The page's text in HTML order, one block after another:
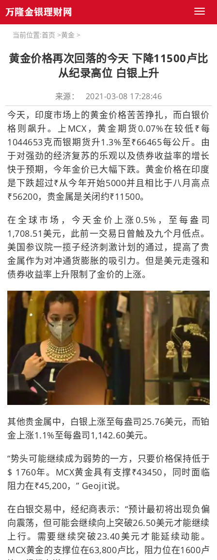
Toggle
当前位置:首页 >黄金 >
黄金价格再次回落的今天 下降11500卢比
从纪录高位 白银上升
来源： 2021-03-08 17:28:46
今天，印度市场上的黄金价格苦苦挣扎，而白银价
格则飙升。上MCX，黄金期货0.07%在较低₹每
1044653克而银期货升1.3%至₹66465每公斤。由
于对强劲的经济复苏的乐观以及债券收益率的增长
快于预期，今年金价已大幅下跌。黄金价格在印度
是下跌超过₹从今年开始5000并且相比于八月高点
₹56200，贵金属是关闭约₹11500。
在全球市场，今天金价上涨0.5%，至每盎司
1,708.51美元，此前一交易日曾触及九个月低点。
美国参议院一揽子经济刺激计划的通过，提高了贵
金属作为对冲通货膨胀的吸引力。但是美元走强和
债券收益率上升限制了金价的上涨。
其他贵金属中，白银上涨至每盎司25.76美元，而铂
金上涨1.1%至每盎司1,142.60美元。
“势头可能继续成为弱势的一方，只要价格保持低于
$ 1760年。MCX黄金具有支撑₹43450，同时面临
阻力在₹45,200，” Geojit说。
在白银交易中，经纪商表示：“预计最初将出现负偏
向震荡，但可能会继续向上突破26.50美元才能继续
上行。需要继续突破23.40美元才能延续动能。
MCX黄金的支撑位在63,800卢比，阻力位在1600卢